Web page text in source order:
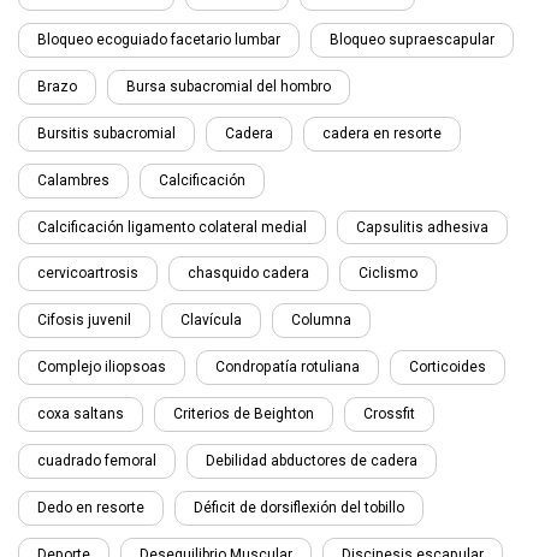
Bloqueo ecoguiado facetario lumbar Bloqueo supraescapular
Brazo Bursa subacromial del hombro
Bursitis subacromial Cadera cadera en resorte
Calambres Calcificación
Calcificación ligamento colateral medial Capsulitis adhesiva
cervicoartrosis chasquido cadera Ciclismo
Cifosis juvenil Clavícula Columna
Complejo iliopsoas Condropatía rotuliana Corticoides
coxa saltans Criterios de Beighton Crossfit
cuadrado femoral Debilidad abductores de cadera
Dedo en resorte Déficit de dorsiflexión del tobillo